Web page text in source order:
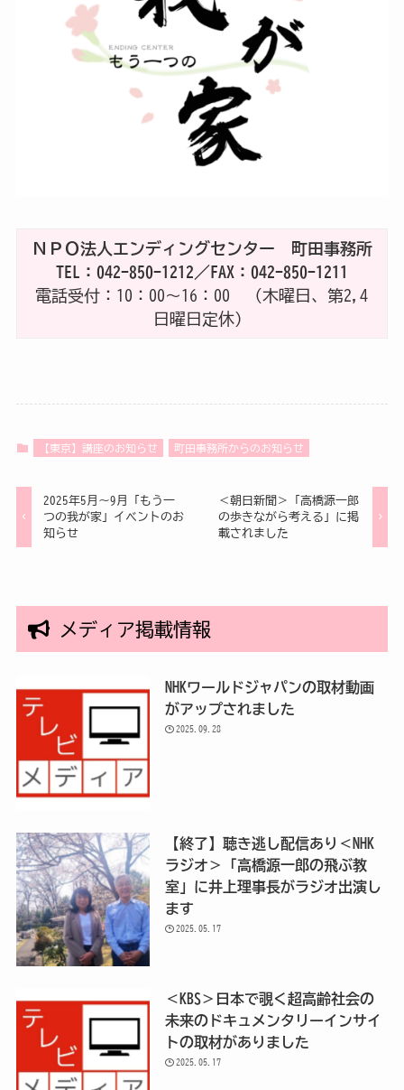
ＮＰＯ法人エンディングセンター 町田事務所
TEL：042-850-1212／FAX：042-850-1211
電話受付：10：00～16：00 （木曜日、第2,4
日曜日定休）
【東京】講座のお知らせ 町田事務所からのお知らせ
2025年5月～9月「もう一
つの我が家」イベントのお
知らせ
＜朝日新聞＞「高橋源一郎
の歩きながら考える」に掲
載されました
メディア掲載情報
NHKワールドジャパンの取材動画
がアップされました
2025.09.28
【終了】聴き逃し配信あり＜NHK
ラジオ＞「高橋源一郎の飛ぶ教
室」に井上理事長がラジオ出演し
ます
2025.05.17
＜KBS＞日本で覗く超高齢社会の
未来のドキュメンタリーインサイ
トの取材がありました
2025.05.17